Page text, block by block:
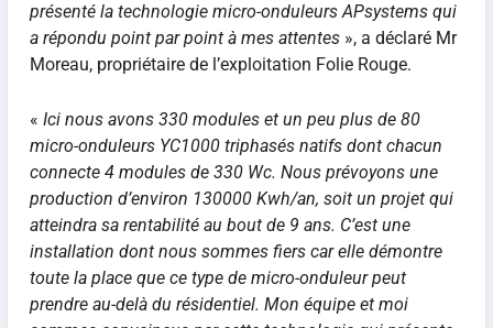
présenté la technologie micro-onduleurs APsystems qui
a répondu point par point à mes attentes», a déclaré Mr
Moreau, propriétaire de l’exploitation Folie Rouge.
« Ici nous avons 330 modules et un peu plus de 80
micro-onduleurs YC1000 triphasés natifs dont chacun
connecte 4 modules de 330 Wc. Nous prévoyons une
production d’environ 130000 Kwh/an, soit un projet qui
atteindra sa rentabilité au bout de 9 ans. C’est une
installation dont nous sommes fiers car elle démontre
toute la place que ce type de micro-onduleur peut
prendre au-delà du résidentiel. Mon équipe et moi